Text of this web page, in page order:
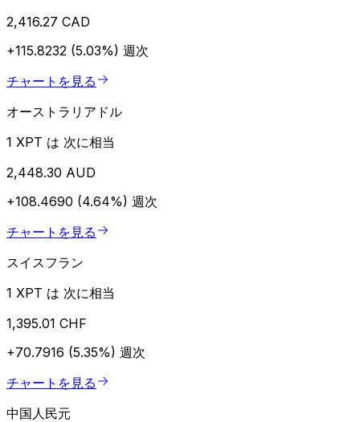
2,416.27 CAD
+115.8232 (5.03%) 週次
チャートを見る
オーストラリアドル
1 XPT は 次に相当
2,448.30 AUD
+108.4690 (4.64%) 週次
チャートを見る
スイスフラン
1 XPT は 次に相当
1,395.01 CHF
+70.7916 (5.35%) 週次
チャートを見る
中国人民元